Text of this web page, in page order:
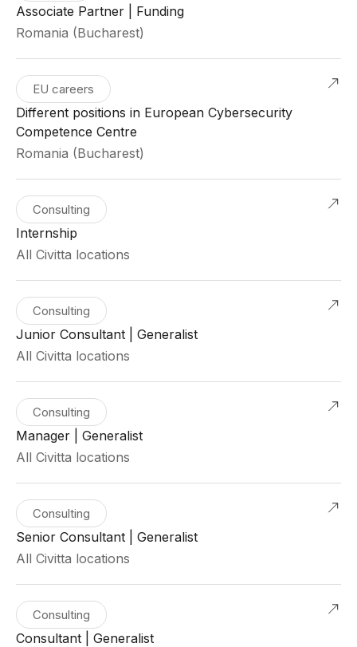
Associate Partner | Funding
Romania (Bucharest)
EU careers
Different positions in European Cybersecurity
Competence Centre
Romania (Bucharest)
Consulting
Internship
All Civitta locations
Consulting
Junior Consultant | Generalist
All Civitta locations
Consulting
Manager | Generalist
All Civitta locations
Consulting
Senior Consultant | Generalist
All Civitta locations
Consulting
Consultant | Generalist